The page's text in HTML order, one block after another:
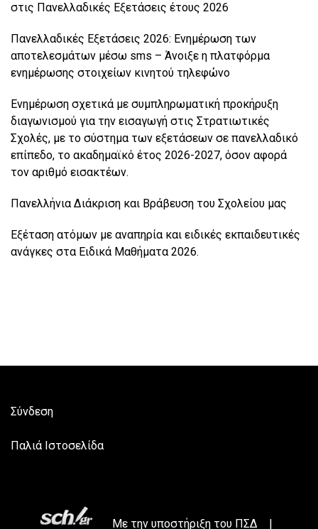
στις Πανελλαδικές Εξετάσεις έτους 2026
Πανελλαδικές Εξετάσεις 2026: Ενημέρωση των
αποτελεσμάτων μέσω sms – Άνοιξε η πλατφόρμα
ενημέρωσης στοιχείων κινητού τηλεφώνο
Ενημέρωση σχετικά με συμπληρωματική προκήρυξη
διαγωνισμού για την εισαγωγή στις Στρατιωτικές
Σχολές, με το σύστημα των εξετάσεων σε πανελλαδικό
επίπεδο, το ακαδημαϊκό έτος 2026-2027, όσον αφορά
τον αριθμό εισακτέων.
Πανελλήνια Διάκριση και Βράβευση του Σχολείου μας
Εξέταση ατόμων με αναπηρία και ειδικές εκπαιδευτικές
ανάγκες στα Ειδικά Μαθήματα 2026.
Σύνδεση
Παλιά Ιστοσελίδα
Με την υποστήριξη του ΠΣΔ |